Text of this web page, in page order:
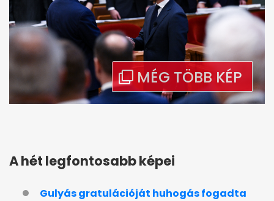
A hét legfontosabb képei
Gulyás gratulációját huhogás fogadta